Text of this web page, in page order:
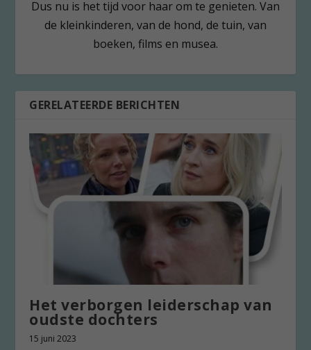
Dus nu is het tijd voor haar om te genieten. Van
de kleinkinderen, van de hond, de tuin, van
boeken, films en musea.
GERELATEERDE BERICHTEN
Het verborgen leiderschap van
oudste dochters
15 juni 2023